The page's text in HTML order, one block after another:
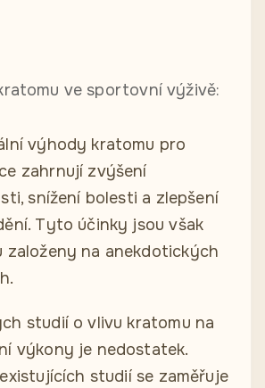
ve sportovní výživě:
výhody kratomu pro
zahrnují zvýšení
snížení bolesti a zlepšení
Tyto účinky jsou však
založeny na anekdotických
studií o vlivu kratomu na
výkony je nedostatek.
studií se zaměřuje